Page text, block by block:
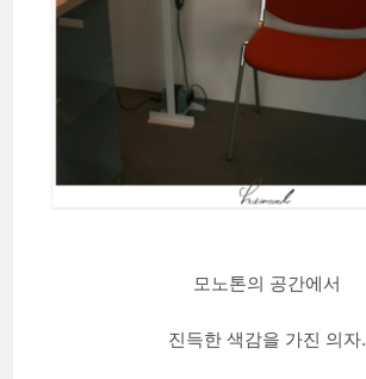
모노톤의 공간에서
진득한 색감을 가진 의자.